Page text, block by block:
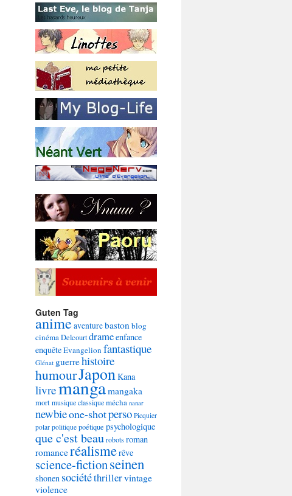
Guten Tag
animeaventurebaston blog
cinémaDelcourtdrameenfance
enquêteEvangelion fantastique
Glénat guerrehistoire
humourJapon Kana
livremangamangaka
mortmusique classiquemécha nanar
newbieone-shotperso Picquier
polar politique poétique psychologique
que c'est beaurobotsroman
romanceréalismerêve
science-fictionseinen
shonen sociététhrillervintage
violence